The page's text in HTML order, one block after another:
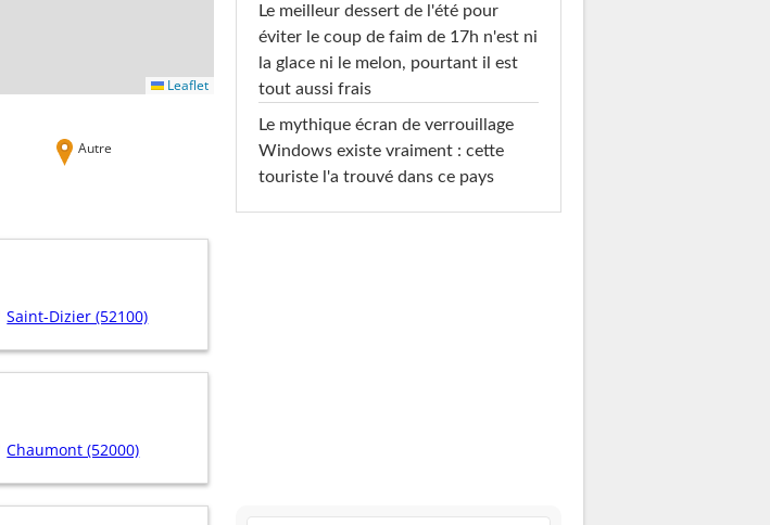
Leaflet
Autre
Saint-Dizier (52100)
Chaumont (52000)
Le meilleur dessert de l'été pour
éviter le coup de faim de 17h n'est ni
la glace ni le melon, pourtant il est
tout aussi frais
Le mythique écran de verrouillage
Windows existe vraiment : cette
touriste l'a trouvé dans ce pays